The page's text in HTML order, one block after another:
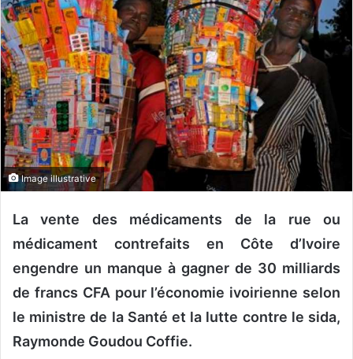
y
e
r
u
n
c
o
u
r
r
Image illustrative
La vente des médicaments de la rue ou
médicament contrefaits en Côte d’Ivoire
engendre un manque à gagner de 30 milliards
de francs CFA pour l’économie ivoirienne selon
le ministre de la Santé et la lutte contre le sida,
Raymonde Goudou Coffie.